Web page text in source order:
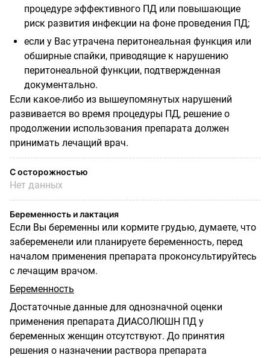
процедуре эффективного ПД или повышающие
риск развития инфекции на фоне проведения ПД;
если у Вас утрачена перитонеальная функция или
обширные спайки, приводящие к нарушению
перитонеальной функции, подтвержденная
документально.
Если какое-либо из вышеупомянутых нарушений
развивается во время процедуры ПД, решение о
продолжении использования препарата должен
принимать лечащий врач.
С осторожностью
Нет данных
Беременность и лактация
Если Вы беременны или кормите грудью, думаете, что
забеременели или планируете беременность, перед
началом применения препарата проконсультируйтесь
с лечащим врачом.
Беременность
Достаточные данные для однозначной оценки
применения препарата ДИАСОЛЮШН ПД у
беременных женщин отсутствуют. До принятия
решения о назначении раствора препарата